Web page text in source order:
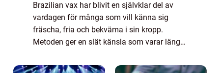
Brazilian vax har blivit en självklar del av
vardagen för många som vill känna sig
fräscha, fria och bekväma i sin kropp.
Metoden ger en slät känsla som varar länge